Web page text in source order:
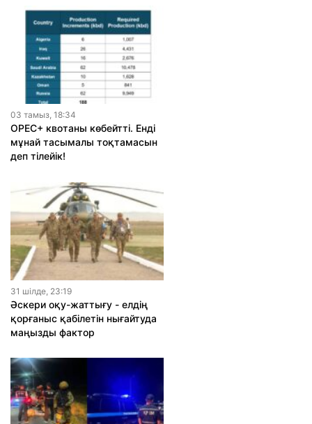
03 тамыз, 18:34
OPEC+ квотаны көбейтті. Енді
мұнай тасымалы тоқтамасын
деп тілейік!
31 шiлде, 23:19
Әскери оқу-жаттығу - елдің
қорғаныс қабілетін нығайтуда
маңызды фактор